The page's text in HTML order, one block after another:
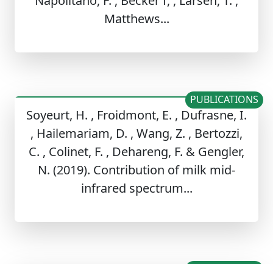
Matthews...
Soyeurt, H. , Froidmont, E. , Dufrasne, I.
, Hailemariam, D. , Wang, Z. , Bertozzi,
C. , Colinet, F. , Dehareng, F. & Gengler,
N. (2019). Contribution of milk mid-
infrared spectrum...
PUBLICATIONS